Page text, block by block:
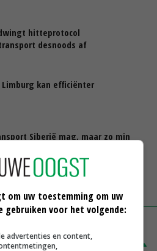
hitteprotocol
desnoods af
Limburg kan efficiënter
Siberië mag, maar zo min
om uw toestemming om uw
gebruiken voor het volgende:
advertenties en content,